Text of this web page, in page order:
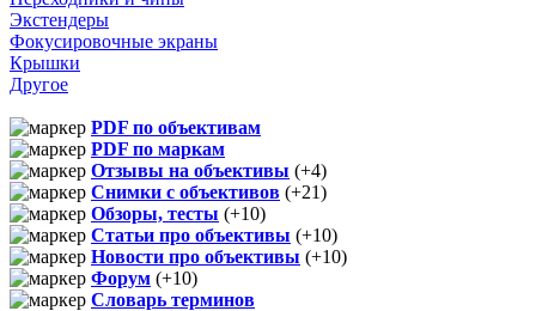
Экстендеры
Фокусировочные экраны
Крышки
Другое
PDF по объективам
PDF по маркам
Отзывы на объективы (+4)
Снимки с объективов (+21)
Обзоры, тесты (+10)
Статьи про объективы (+10)
Новости про объективы (+10)
Форум (+10)
Словарь терминов